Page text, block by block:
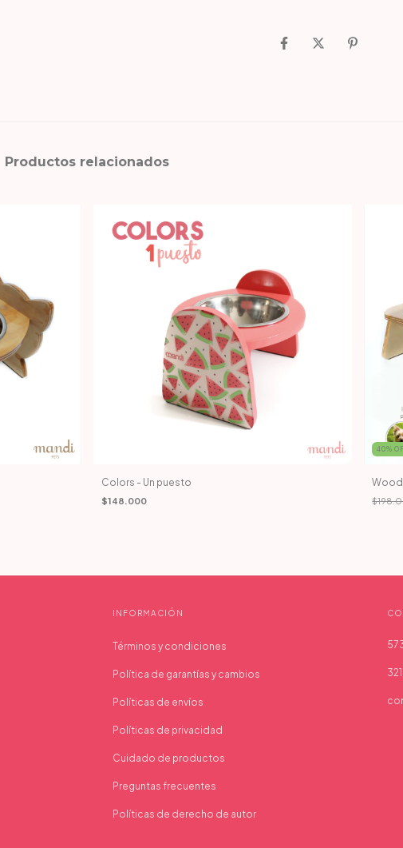
Productos relacionados
Colors - Un puesto
$148.000
40%
Wood
INFORMACIÓN
Términos y condiciones
Política de garantías y cambios
Políticas de envíos
Políticas de privacidad
Cuidado de productos
Preguntas frecuentes
Políticas de derecho de autor